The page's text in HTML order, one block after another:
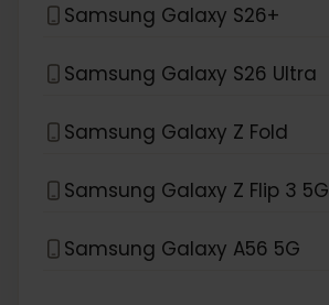
Samsung Galaxy S26+
Samsung Galaxy S26 Ultra
Samsung Galaxy Z Fold
Samsung Galaxy Z Flip 3 5G
Samsung Galaxy A56 5G